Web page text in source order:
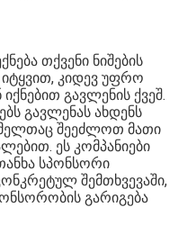
თქვენი ნიშების
კიდევ უფრო
გავლენის ქვეშ.
გავლენას ახდენს
შეეძლოთ მათი
ეს კომპანიები
სპონსორი
შემთხვევაში,
გარიგება